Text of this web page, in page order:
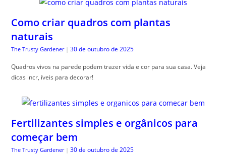
Como criar quadros com plantas
naturais
The Trusty Gardener | 30 de outubro de 2025
Quadros vivos na parede podem trazer vida e cor para sua casa. Veja
dicas incr, íveis para decorar!
Fertilizantes simples e orgânicos para
começar bem
The Trusty Gardener | 30 de outubro de 2025